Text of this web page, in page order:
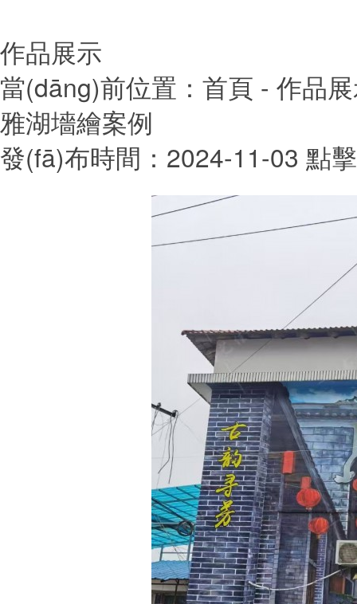
作品展示
當(dāng)前位置： 首頁 - 作品
雅湖墻繪案例
發(fā)布時間：2024-11-03 點